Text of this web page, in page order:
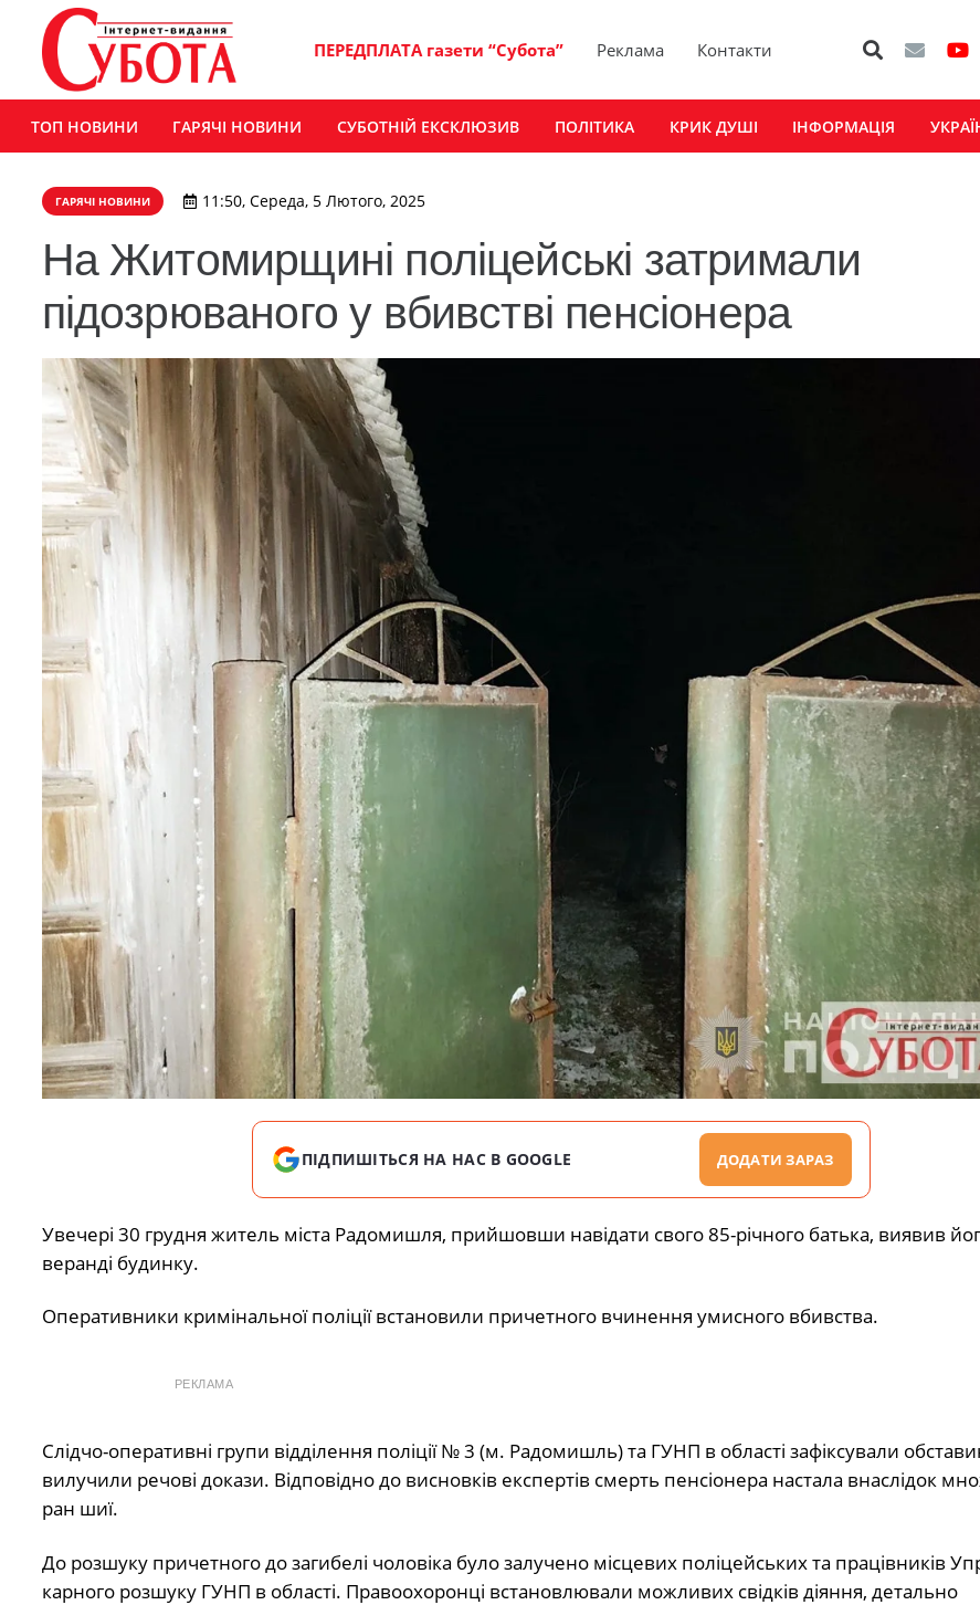
ПЕРЕДПЛАТА газети “Субота” Реклама Контакти
ТОП НОВИНИ ГАРЯЧІ НОВИНИ СУБОТНІЙ ЕКСКЛЮЗИВ ПОЛІТИКА КРИК ДУШІ ІНФОРМАЦІЯ
ГАРЯЧІ НОВИНИ 11:50, Середа, 5 Лютого, 2025
На Житомирщині поліцейські затримали
підозрюваного у вбивстві пенсіонера
ПІДПИШІТЬСЯ НА НАС В GOOGLE ДОДАТИ ЗАРАЗ
Увечері 30 грудня житель міста Радомишля, прийшовши навідати свого 85-річного батька, виявив
веранді будинку.
Оперативники кримінальної поліції встановили причетного вчинення умисного вбивства.
РЕКЛАМА
Слідчо-оперативні групи відділення поліції № 3 (м. Радомишль) та ГУНП в області зафіксували
вилучили речові докази. Відповідно до висновків експертів смерть пенсіонера настала внаслідок
ран шиї.
До розшуку причетного до загибелі чоловіка було залучено місцевих поліцейських та працівників
карного розшуку ГУНП в області. Правоохоронці встановлювали можливих свідків діяння, детально